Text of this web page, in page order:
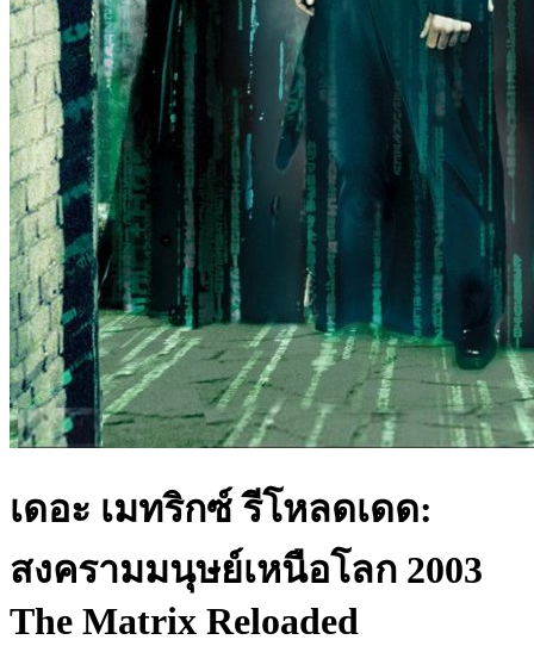
เดอะ เมทริกซ์ รีโหลดเดด:
สงครามมนุษย์เหนือโลก 2003
The Matrix Reloaded